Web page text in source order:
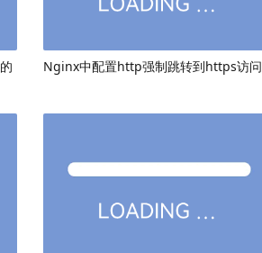
Nginx中配置http强制跳转到https访问